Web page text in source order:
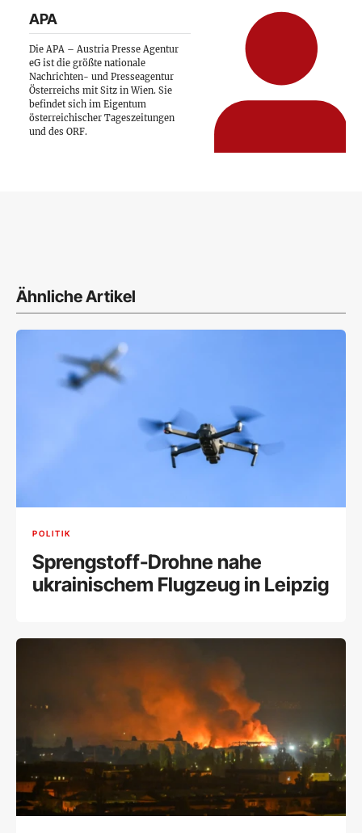
APA
Die APA – Austria Presse Agentur
eG ist die größte nationale
Nachrichten- und Presseagentur
Österreichs mit Sitz in Wien. Sie
befindet sich im Eigentum
österreichischer Tageszeitungen
und des ORF.
Ähnliche Artikel
POLITIK
Sprengstoff-Drohne nahe
ukrainischem Flugzeug in Leipzig